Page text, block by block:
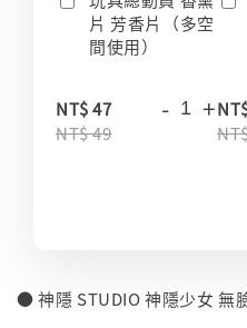
片 芳香片（多空
間使用）
NT$ 47
NT$ 49
- +
● 神隱 STUDIO 神隱少女 無